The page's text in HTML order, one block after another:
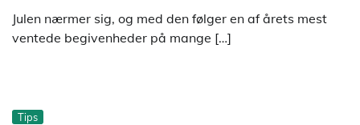
Julen nærmer sig, og med den følger en af årets mest
ventede begivenheder på mange […]
Tips